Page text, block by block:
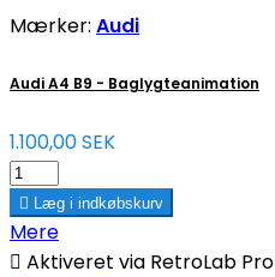
Mærker: Audi
Audi A4 B9 - Baglygteanimation
1.100,00 SEK
 Læg i indkøbskurv
Mere
 Aktiveret via RetroLab Pro